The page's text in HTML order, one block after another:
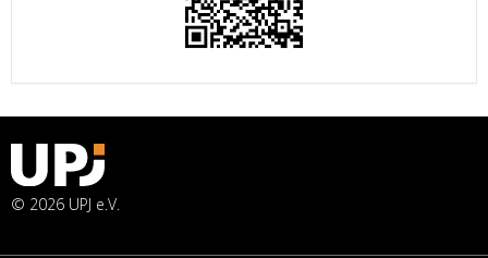
© 2026 UPJ e.V.